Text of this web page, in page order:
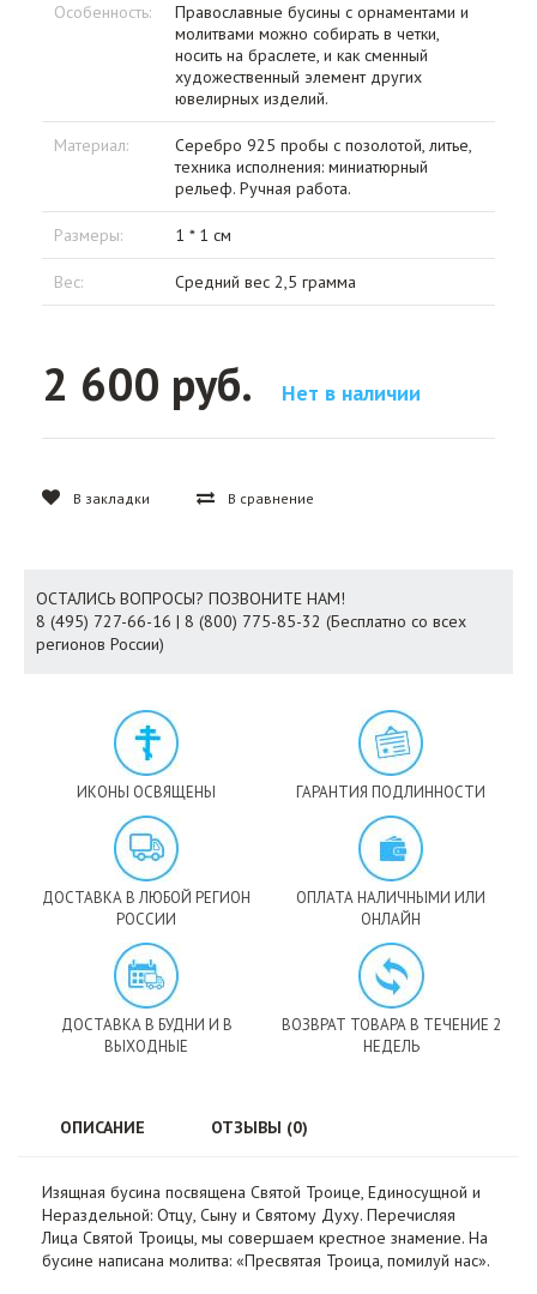
Особенность:
Православные бусины с орнаментами и
молитвами можно собирать в четки,
носить на браслете, и как сменный
художественный элемент других
ювелирных изделий.
Материал:
Серебро 925 пробы с позолотой, литье,
техника исполнения: миниатюрный
рельеф. Ручная работа.
Размеры: 1 * 1 см
Вес: Средний вес 2,5 грамма
2 600 руб. Нет в наличии
В закладки В сравнение
ОСТАЛИСЬ ВОПРОСЫ? ПОЗВОНИТЕ НАМ!
8 (495) 727-66-16 | 8 (800) 775-85-32 (Бесплатно со всех
регионов России)
ИКОНЫ ОСВЯЩЕНЫ ГАРАНТИЯ ПОДЛИННОСТИ
ДОСТАВКА В ЛЮБОЙ РЕГИОН
РОССИИ
ОПЛАТА НАЛИЧНЫМИ ИЛИ
ОНЛАЙН
ДОСТАВКА В БУДНИ И В
ВЫХОДНЫЕ
ВОЗВРАТ ТОВАРА В ТЕЧЕНИЕ 2
НЕДЕЛЬ
ОПИСАНИЕ ОТЗЫВЫ (0)
Изящная бусина посвящена Святой Троице, Единосущной и
Нераздельной: Отцу, Сыну и Святому Духу. Перечисляя
Лица Святой Троицы, мы совершаем крестное знамение. На
бусине написана молитва: «Пресвятая Троица, помилуй нас».